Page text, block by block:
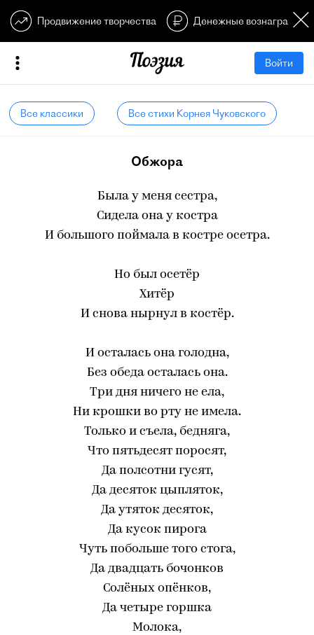
Продвижение творчества Денежные
Войти
Все классики Все стихи Корнея Чуковского
Обжора
Была у меня сестра,
Сидела она у костра
И большого поймала в костре осетра.
Но был осетёр
Хитёр
И снова нырнул в костёр.
И осталась она голодна,
Без обеда осталась она.
Три дня ничего не ела,
Ни крошки во рту не имела.
Только и съела, бедняга,
Что пятьдесят поросят,
Да полсотни гусят,
Да десяток цыпляток,
Да утяток десяток,
Да кусок пирога
Чуть побольше того стога,
Да двадцать бочонков
Солёных опёнков,
Да четыре горшка
Молока,